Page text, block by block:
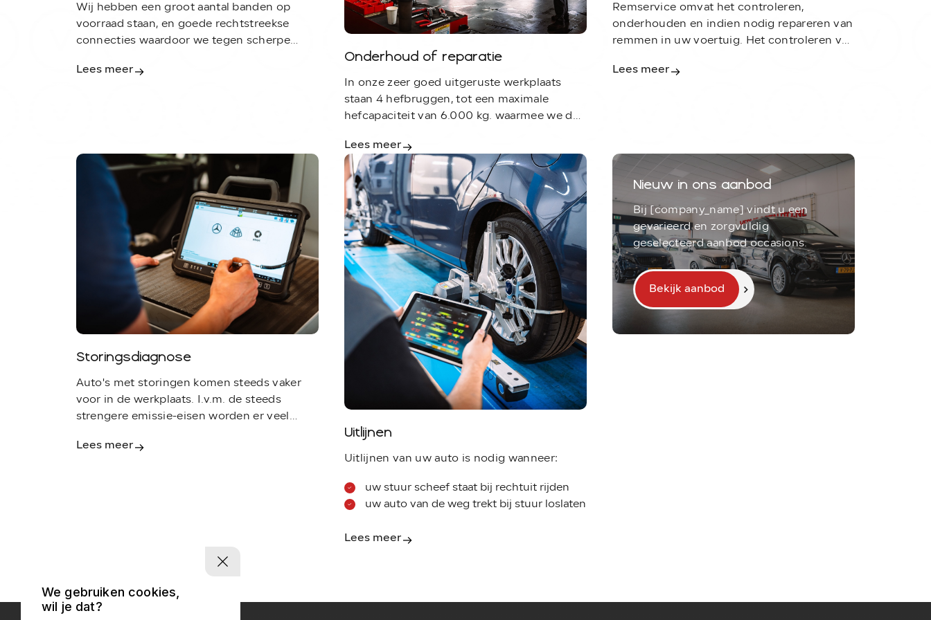
Wij hebben een groot aantal banden op
voorraad staan, en goede rechtstreekse
connecties waardoor we tegen scherpe
geven wij adviezen wat voor band u het
Lees meer
Onderhoud of reparatie
In onze zeer goed uitgeruste werkplaats
staan 4 hefbruggen, tot een maximale
hefcapaciteit van 6.000 kg. waarmee we de
lichte- bedrijfswagens kunnen
onderhouden.
Lees meer
Remservice omvat het controleren,
onderhouden en indien nodig repareren van
remmen in uw voertuig. Het controleren van
versleten remblokken en/of remschijven, en
Lees meer
Storingsdiagnose
Auto's met storingen komen steeds vaker
voor in de werkplaats. I.v.m. de steeds
strengere emissie-eisen worden er veel
motor.
Lees meer
Uitlijnen
Uitlijnen van uw auto is nodig wanneer:
uw stuur scheef staat bij rechtuit rijden
uw auto van de weg trekt bij stuur loslaten
Lees meer
Nieuw in ons aanbod
Bij [company_name] vindt u een
gevarieerd en zorgvuldig
geselecteerd aanbod occasions.
Bekijk aanbod
We gebruiken cookies,
wil je dat?